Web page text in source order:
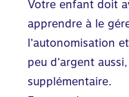
Votre enfant doit
apprendre à le
l’autonomisation
peu d’argent
supplémentaire.